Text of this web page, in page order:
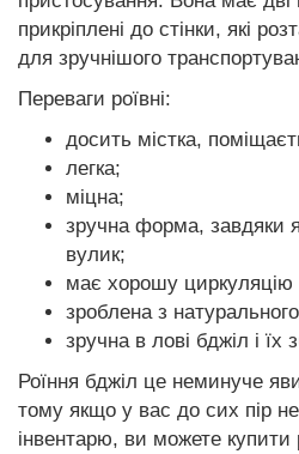
прикріплені до стінки, які
для зручнішого
Переваги роївні:
досить містка,
легка;
міцна;
зручна форма, завдяки
вулик;
має хорошу циркуляцію
зроблена з
зручна в лові бджіл і їх
Роїння бджіл це неминуче
тому якщо у вас до сих пір
інвентарю, ви можете